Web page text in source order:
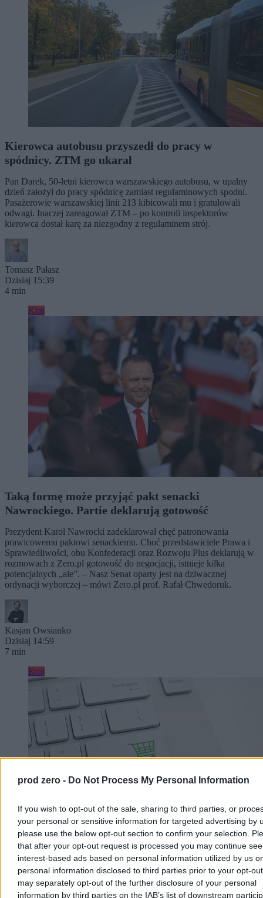
prod zero - Do Not Process My Personal Information
If you wish to opt-out of the sale, sharing to third parties, or
your personal or sensitive information for targeted advertising by
please use the below opt-out section to confirm your selection.
that after your opt-out request is processed you may continue
interest-based ads based on personal information utilized by us or
personal information disclosed to third parties prior to your opt-
may separately opt-out of the further disclosure of your personal
information by third parties on the IAB’s list of downstream
Kierowca autobusu przyszedł do pracy w
spódnicy. ZTM go ukarał
Pan Darek, 50-letni kierowca warszawskiego autobusu, w upalny
dzień założył do pracy spódnicę zamiast regulaminowych spodni.
Pasażerowie warszawskiej linii 213 kibicowali mu i gratulowali
odwagi. Inaczej zareagował ZTM – po kontroli inspektorów
kierowca dostał karę za niezgodny z regulaminem strój.
Tomasz Pałasz
Dzisiaj 15:39
4 min
Kraj
Taką formę może przyjąć pakt senacki
Nawrockiego. Partie deklarują gotowość
Prezydent Karol Nawrocki zadeklarował chęć patronowania
prawicowemu paktowi senackiemu. Choć przedstawiciele Prawa i
Sprawiedliwości, obu Konfederacji oraz Rozwoju Plus deklarują w
rozmowach z Zero.pl gotowość do negocjacji, istnieje kilka
potencjalnych „ale”. – Nasz Senat oparty jest na dziwacznej
ordynacji wyborczej – mówi Zero.pl prof. Rafał Chwedoruk.
Kasjan Owsianko
Dzisiaj 14:59
7 min
Kraj
Zakupy online stały się systemem. Wygrywają ci,
którzy znają zasady
Zakupy w internecie miały być proste: znaleźć produkt, porównać